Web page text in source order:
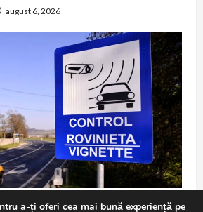
august 6, 2026
vândute cu adaosuri
a-ți oferi cea mai bună experiență pe